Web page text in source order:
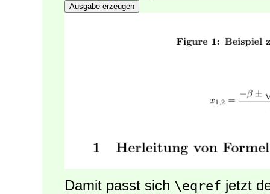
Ausgabe erzeugen
Damit passt sich \eqref jetzt